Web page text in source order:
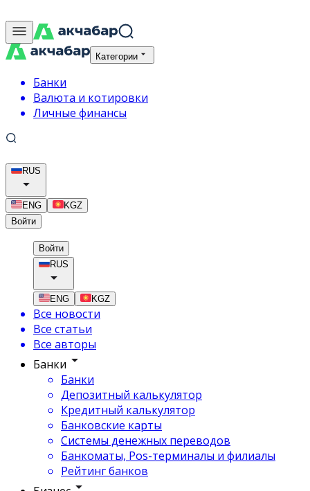
Категории
Банки
Валюта и котировки
Личные финансы
RUS
ENG
KGZ
Войти
Войти
RUS
ENG KGZ
Все новости
Все статьи
Все авторы
Банки
Банки
Депозитный калькулятор
Кредитный калькулятор
Банковские карты
Системы денежных переводов
Банкоматы, Pos-терминалы и филиалы
Рейтинг банков